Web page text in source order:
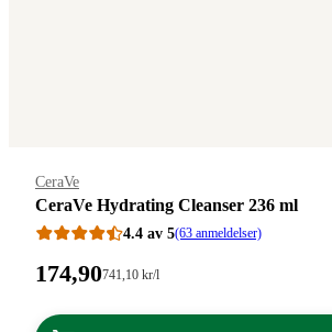
Merke:
CeraVe
CeraVe Hydrating Cleanser 236 ml
4.4 av 5(63 anmeldelser)
Pris:
174,90Stykkpris:
kroner.
741 ,10 kr/l